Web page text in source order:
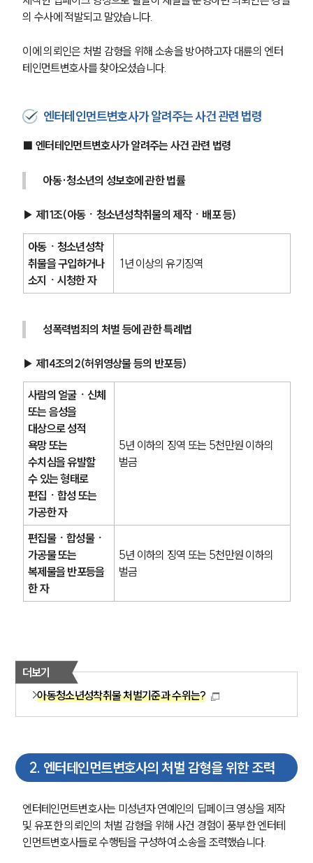
의 수사에 적발되고 말았습니다.
이에 의뢰인은 처벌 감형을 위해 소송을 방어하고자 대륜의 엔터
테인먼트변호사를 찾아오셨습니다.
엔터테인먼트변호사가 알려주는 사건 관련 법령
■ 엔터테인먼트변호사가 알려주는 사건 관련 법령
아동·청소년의 성보호에 관한 법률
▶ 제11조(아동ㆍ청소년성착취물의 제작ㆍ배포 등)
아동ㆍ청소년성착
취물을 구입하거나
소지ㆍ시청한 자
1년 이상의 유기징역
성폭력범죄의 처벌 등에 관한 특례법
▶ 제14조의2(허위영상물 등의 반포등)
사람의 얼굴ㆍ신체
또는 음성을
대상으로 성적
욕망 또는
수치심을 유발할
수 있는 형태로
편집ㆍ합성 또는
가공한 자
5년 이하의 징역 또는 5천만원 이하의
벌금
편집물ㆍ합성물ㆍ
가공물 또는
복제물을 반포등을
한 자
5년 이하의 징역 또는 5천만원 이하의
벌금
더보기
아동청소년성착취물 처벌기준과 수위는?
2. 엔터테인먼트변호사의 처벌 감형을 위한 조력
엔터테인먼트변호사는 미성년자 연예인의 딥페이크 영상을 제작
및 유포한 의뢰인의 처벌 감형을 위해 사건 경험이 풍부한 엔터테
인먼트변호사들로 수행팀을 구성하여 소송을 조력했습니다.